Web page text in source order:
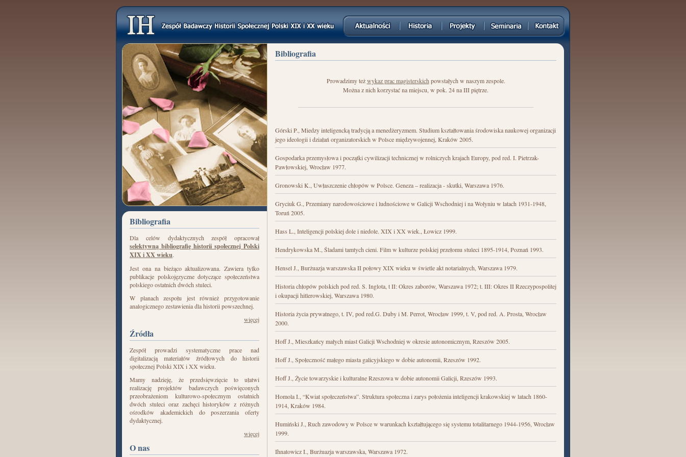
Jump to navigation
Bibliografia
Prowadzimy teżwykaz prac magisterskich powstałych w naszym zespole.
Można z nich korzystać na miejscu, w pok. 24 na III piętrze.
Górski P., Miedzy inteligencką tradycją a menedżeryzmem. Studium kształtowania środowiska naukowej organizacji
jego ideologii i działań organizatorskich w Polsce międzywojennej, Kraków 2005.
Gospodarka przemysłowa i początki cywilizacji technicznej w rolniczych krajach Europy, pod red. I. Pietrzak-
Pawłowskiej, Wrocław 1977.
Gronowski K., Uwłaszczenie chłopów w Polsce. Geneza – realizacja - skutki, Warszawa 1976.
Gryciuk G., Przemiany narodowościowe i ludnościowe w Galicji Wschodniej i na Wołyniu w latach 1931-1948,
Toruń 2005.
Hass L., Inteligencji polskiej dole i niedole. XIX i XX wiek., Łowicz 1999.
Hendrykowska M., Śladami tamtych cieni. Film w kulturze polskiej przełomu stuleci 1895-1914, Poznań 1993.
Hensel J., Burżuazja warszawska II połowy XIX wieku w świetle akt notarialnych, Warszawa 1979.
Historia chłopów polskich pod red. S. Inglota, t II: Okres zaborów, Warszawa 1972; t. III: Okres II Rzeczypospolitej
i okupacji hitlerowskiej, Warszawa 1980.
Historia życia prywatnego, t. IV, pod red.G. Duby i M. Perrot, Wrocław 1999, t. V, pod red. A. Prosta, Wrocław
2000.
Hoff J., Mieszkańcy małych miast Galicji Wschodniej w okresie autonomicznym, Rzeszów 2005.
Hoff J., Społeczność małego miasta galicyjskiego w dobie autonomii, Rzeszów 1992.
Hoff J., Życie towarzyskie i kulturalne Rzeszowa w dobie autonomii Galicji, Rzeszów 1993.
Homola I., “Kwiat społeczeństwa”. Struktura społeczna i zarys położenia inteligencji krakowskiej w latach 1860-
1914, Kraków 1984.
Humiński J., Ruch zawodowy w Polsce w warunkach kształtującego się systemu totalitarnego 1944-1956, Wrocław
1999.
Ihnatowicz I., Burżuazja warszawska, Warszawa 1972.
Bibliografia
Dla celów dydaktycznych zespół opracował
selektywną bibliografię historii społecznej Polski
XIX i XX wieku.
Jest ona na bieżąco aktualizowana. Zawiera tylko
publikacje polskojęzyczne dotyczące społeczeństwa
polskiego ostatnich dwóch stuleci.
W planach zespołu jest również przygotowanie
analogicznego zestawienia dla historii powszechnej.
więcej
Źródła
Zespół prowadzi systematyczne prace nad
digitalizacją materiałów źródłowych do historii
społecznej Polski XIX i XX wieku.
Mamy nadzieję, że przedsięwzięcie to ułatwi
realizację projektów badawczych poświęconych
przeobrażeniom kulturowo-społecznym ostatnich
dwóch stuleci oraz zachęci historyków z różnych
ośrodków akademickich do poszerzania oferty
dydaktycznej.
więcej
O nas